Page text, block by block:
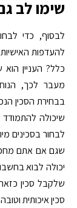
שימו לב
לבסוף, כדי
להעדפות
כלל? העניין הוא
מעבר לכך,
בבחירת הסכין
שיכולה להתמודד
לבחור בסכינים
שגם אם אתם
יכולה לבוא
שלקבל סכין
סכין איכותית